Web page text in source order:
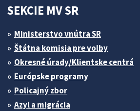
SEKCIE MV SR
Ministerstvo vnútra SR
Štátna komisia pre volby
Okresné úrady/Klientske centrá
Európske programy
Policajný zbor
Azyl a migrácia